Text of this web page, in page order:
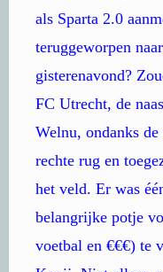
als Sparta 2.0
teruggeworpen
gisterenavond?
FC Utrecht, de
Welnu, ondanks
rechte rug en
het veld. Er was
belangrijke potje
voetbal en €€€) te